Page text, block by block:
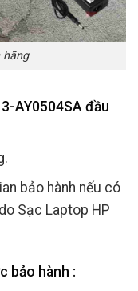
hãng
AY0504SA đầu
bảo hành nếu có
Sạc Laptop HP
bảo hành :